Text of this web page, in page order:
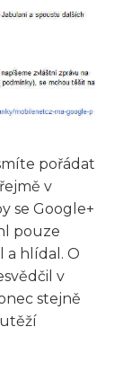
pořádat
v
se Google+
pouze
a hlídal. O
v
stejně